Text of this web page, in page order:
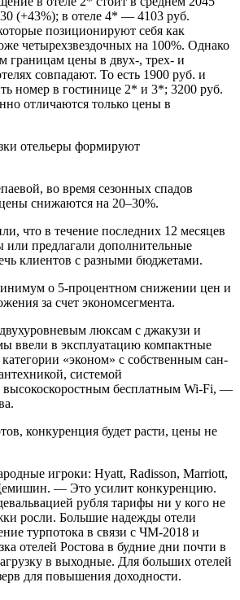
(+43%); в отеле 4* — 4103 руб.
позиционируют себя как
четырехзвездочных на 100%. Однако
цены в двух-, трех- и
совпадают. То есть 1900 руб. и
номер в гостинице 2* и 3*; 3200 руб.
отличаются только цены в
отельеры формируют
во время сезонных спадов
снижаются на 20–30%.
что в течение последних 12 месяцев
или предлагали дополнительные
клиентов с разными бюджетами.
о 5-процентном снижении цен и
за счет экономсегмента.
люксам c джакузи и
ввели в эксплуатацию компактные
«эконом» с собственным сан­
системой
высокоскоростным бесплатным Wi-Fi, —
конкуренция будет расти, цены не
игроки: Hyatt, Radisson, Marriott,
— Это усилит конкуренцию.
рубля тарифы ни у кого не
росли. Большие надежды отели
турпотока в связи с ЧМ-2018 и
отелей Ростова в будние дни почти в
в выходные. Для больших отелей
для повышения доходности.